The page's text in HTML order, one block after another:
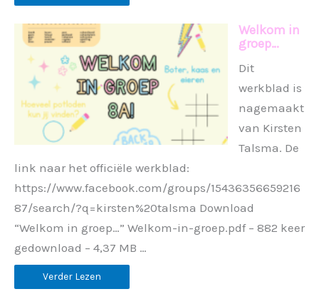
Welkom in
groep…
Dit
werkblad is
nagemaakt
van Kirsten
Talsma. De
link naar het officiële werkblad:
https://www.facebook.com/groups/15436356659216
87/search/?q=kirsten%20talsma Download
“Welkom in groep…” Welkom-in-groep.pdf – 882 keer
gedownload – 4,37 MB …
Verder Lezen